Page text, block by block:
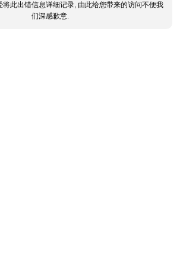
将此出错信息详细记录, 由此给您带来的访问不便我
们深感歉意.